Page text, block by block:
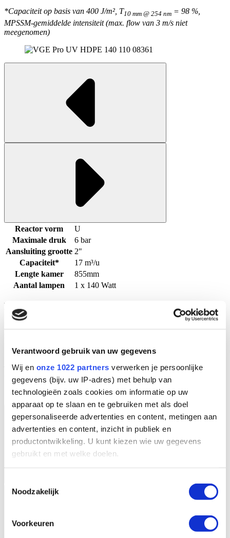
Verantwoord gebruik van uw gegevens
Wij en onze 1022 partners verwerken je persoonlijke
gegevens (bijv. uw IP-adres) met behulp van
technologieën zoals cookies om informatie op uw
apparaat op te slaan en te gebruiken met als doel
gepersonaliseerde advertenties en content, metingen aan
advertenties en content, inzicht in publiek en
productontwikkeling. U kunt kiezen wie uw gegevens
gebruikt en met welke doelen.
Informatie verzamelen over uw geografische
Uw apparaat identificeren door het actief te
scannen op specifieke eigenschappen (fingerprinting)
Noodzakelijk
Voorkeuren
*Capaciteit op basis van 400 J/m², T10 mm @ 254 nm = 98 %,
MPSSM-gemiddelde intensiteit (max. flow van 3 m/s niet
meegenomen)
Reactor vorm
U
Maximale druk
6 bar
Aansluiting grootte 2"
Capaciteit*
17 m³/u
Lengte kamer
855mm
Aantal lampen
1 x 140 Watt
HDPE-model 200-110
*Capaciteit op basis van 400 J/m², T10 mm @ 254 nm
MPSSM-gemiddelde intensiteit (max. flow van 3 m/s niet
meegenomen)